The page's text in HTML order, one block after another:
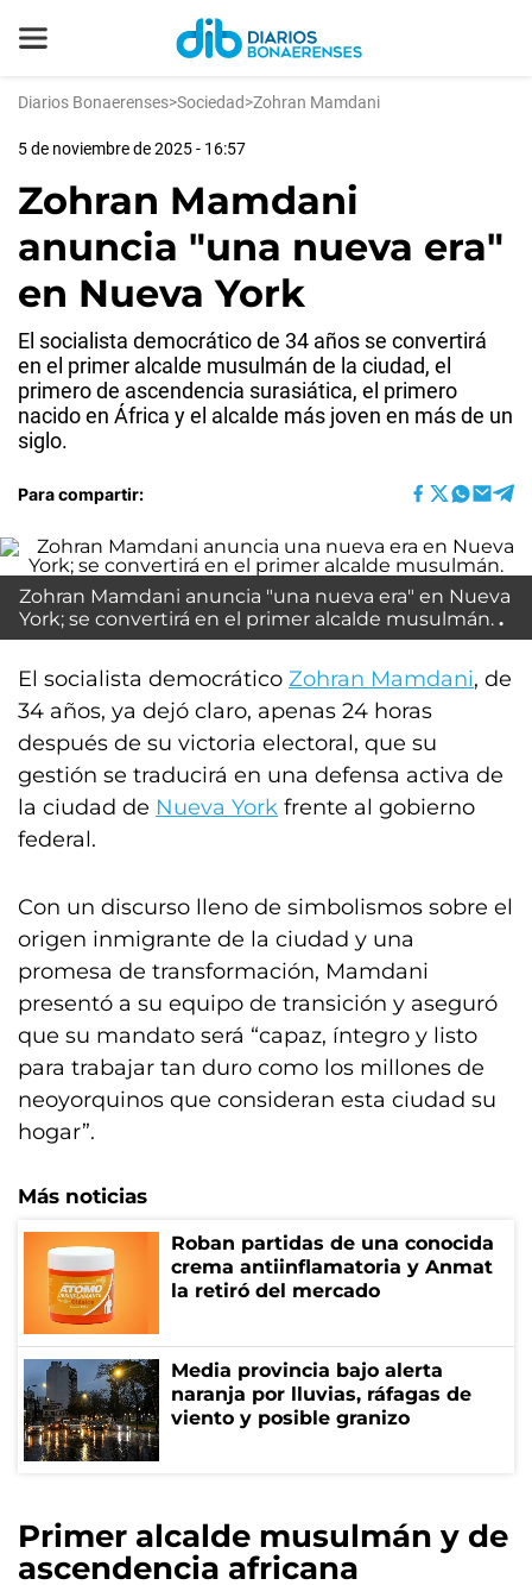
Diarios Bonaerenses>Sociedad>Zohran Mamdani
5 de noviembre de 2025 - 16:57
Zohran Mamdani
anuncia "una nueva era"
en Nueva York
El socialista democrático de 34 años se convertirá
en el primer alcalde musulmán de la ciudad, el
primero de ascendencia surasiática, el primero
nacido en África y el alcalde más joven en más de un
siglo.
Para compartir:
Zohran Mamdani anuncia "una nueva era" en Nueva
York; se convertirá en el primer alcalde musulmán.
El socialista democrático Zohran Mamdani, de
34 años, ya dejó claro, apenas 24 horas
después de su victoria electoral, que su
gestión se traducirá en una defensa activa de
la ciudad de Nueva York frente al gobierno
federal.
Con un discurso lleno de simbolismos sobre el
origen inmigrante de la ciudad y una
promesa de transformación, Mamdani
presentó a su equipo de transición y aseguró
que su mandato será “capaz, íntegro y listo
para trabajar tan duro como los millones de
neoyorquinos que consideran esta ciudad su
hogar”.
Más noticias
Roban partidas de una conocida
crema antiinflamatoria y Anmat
la retiró del mercado
Media provincia bajo alerta
naranja por lluvias, ráfagas de
viento y posible granizo
Primer alcalde musulmán y de
ascendencia africana